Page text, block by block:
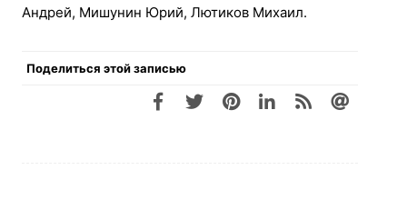
Андрей, Мишунин Юрий, Лютиков Михаил.
Поделиться этой записью